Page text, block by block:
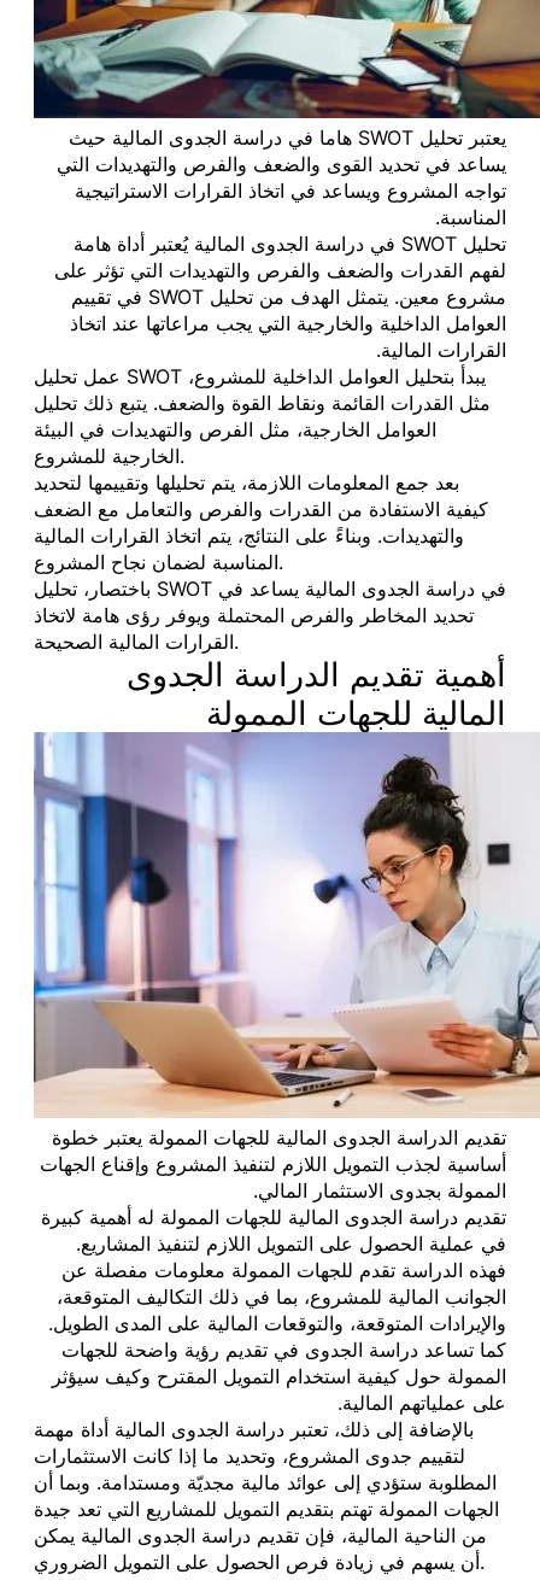
يعتبر تحليل SWOT هاما في دراسة الجدوى المالية حيث
يساعد في تحديد القوى والضعف والفرص والتهديدات التي
تواجه المشروع ويساعد في اتخاذ القرارات الاستراتيجية
المناسبة.
تحليل SWOT في دراسة الجدوى المالية يُعتبر أداة هامة
لفهم القدرات والضعف والفرص والتهديدات التي تؤثر على
مشروع معين. يتمثل الهدف من تحليل SWOT في تقييم
العوامل الداخلية والخارجية التي يجب مراعاتها عند اتخاذ
القرارات المالية.
عمل تحليل SWOT يبدأ بتحليل العوامل الداخلية للمشروع،
مثل القدرات القائمة ونقاط القوة والضعف. يتبع ذلك تحليل
العوامل الخارجية، مثل الفرص والتهديدات في البيئة
الخارجية للمشروع.
بعد جمع المعلومات اللازمة، يتم تحليلها وتقييمها لتحديد
كيفية الاستفادة من القدرات والفرص والتعامل مع الضعف
والتهديدات. وبناءً على النتائج، يتم اتخاذ القرارات المالية
المناسبة لضمان نجاح المشروع.
باختصار، تحليل SWOT في دراسة الجدوى المالية يساعد في
تحديد المخاطر والفرص المحتملة ويوفر رؤى هامة لاتخاذ
القرارات المالية الصحيحة.
أهمية تقديم الدراسة الجدوى
المالية للجهات الممولة
تقديم الدراسة الجدوى المالية للجهات الممولة يعتبر خطوة
أساسية لجذب التمويل اللازم لتنفيذ المشروع وإقناع الجهات
الممولة بجدوى الاستثمار المالي.
تقديم دراسة الجدوى المالية للجهات الممولة له أهمية كبيرة
في عملية الحصول على التمويل اللازم لتنفيذ المشاريع.
فهذه الدراسة تقدم للجهات الممولة معلومات مفصلة عن
الجوانب المالية للمشروع، بما في ذلك التكاليف المتوقعة،
والإيرادات المتوقعة، والتوقعات المالية على المدى الطويل.
كما تساعد دراسة الجدوى في تقديم رؤية واضحة للجهات
الممولة حول كيفية استخدام التمويل المقترح وكيف سيؤثر
على عملياتهم المالية.
بالإضافة إلى ذلك، تعتبر دراسة الجدوى المالية أداة مهمة
لتقييم جدوى المشروع، وتحديد ما إذا كانت الاستثمارات
المطلوبة ستؤدي إلى عوائد مالية مجديّة ومستدامة. وبما أن
الجهات الممولة تهتم بتقديم التمويل للمشاريع التي تعد جيدة
من الناحية المالية، فإن تقديم دراسة الجدوى المالية يمكن
أن يسهم في زيادة فرص الحصول على التمويل الضروري.